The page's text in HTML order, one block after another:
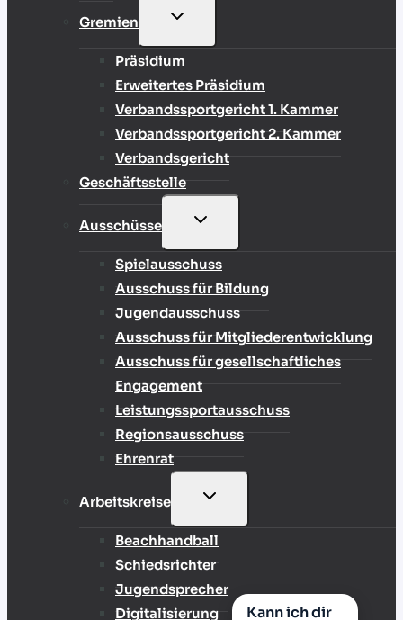
Kann ich dir
Gremien
UNTERMENÜ
Präsidium
Erweitertes Präsidium
Verbandssportgericht 1. Kammer
Verbandssportgericht 2. Kammer
Verbandsgericht
Geschäftsstelle
Ausschüsse
UNTERMENÜ
Spielausschuss
Ausschuss für Bildung
Jugendausschuss
Ausschuss für Mitgliederentwicklung
Ausschuss für gesellschaftliches
Engagement
Leistungssportausschuss
Regionsausschuss
Ehrenrat
Arbeitskreise
UNTERMENÜ
Beachhandball
Schiedsrichter
Jugendsprecher
Digitalisierung